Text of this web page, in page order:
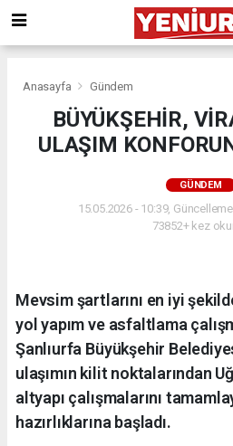
Anasayfa Gündem
BÜYÜKŞEHİR,
ULAŞIM
GÜNDEM
15.05.2026 - 10:39,
73852+ kez
Mevsim şartlarını en iyi
yol yapım ve asfaltlama
Şanlıurfa Büyükşehir
ulaşımın kilit noktalarından
altyapı çalışmalarını
hazırlıklarına başladı.